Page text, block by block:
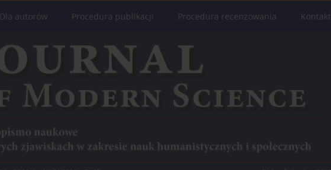
Dla autorów Procedura publikacji Procedura recenzowania Kontakt